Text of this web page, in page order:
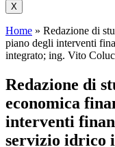
X
Home » Redazione di
piano degli interventi
integrato; ing. Vito
Redazione di
economica
interventi
servizio idrico